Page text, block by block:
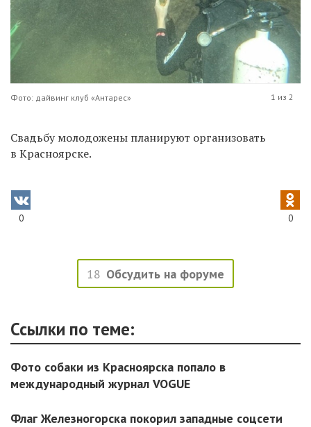
Фото: дайвинг клуб «Антарес» 1 из 2
Свадьбу молодожены планируют организовать
в Красноярске.
0 0
18 Обсудить на форуме
Ссылки по теме:
Фото собаки из Красноярска попало в
международный журнал VOGUE
Флаг Железногорска покорил западные соцсети